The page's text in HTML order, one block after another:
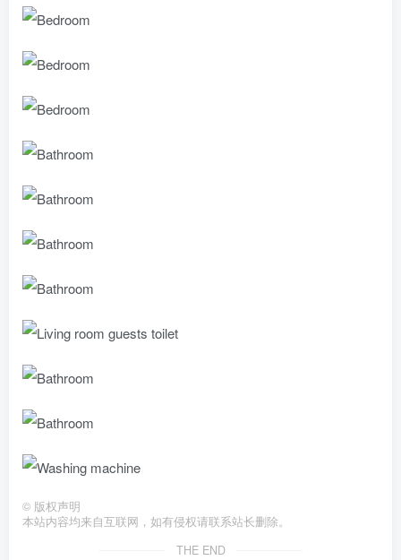
© 版权声明
本站内容均来自互联网，如有侵权请联系站长删除。
THE END